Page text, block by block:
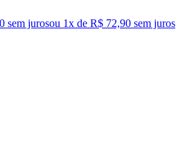
sem jurosou 1x de R$ 72,90 sem juros